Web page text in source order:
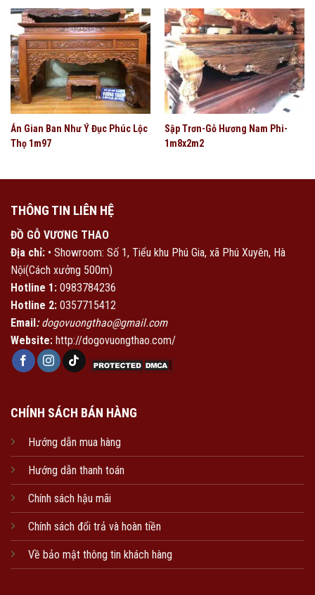
Án Gian Ban Như Ý Đục Phúc Lộc
Thọ 1m97
Sập Trơn-Gỗ Hương Nam Phi-
1m8x2m2
THÔNG TIN LIÊN HỆ
ĐỒ GỖ VƯƠNG THAO
Địa chỉ: • Showroom: Số 1, Tiểu khu Phú Gia, xã Phú Xuyên, Hà
Nội(Cách xưởng 500m)
Hotline 1: 0983784236
Hotline 2: 0357715412
Email:dogovuongthao@gmail.com
Website: http://dogovuongthao.com/
CHÍNH SÁCH BÁN HÀNG
Hướng dẫn mua hàng
Hướng dẫn thanh toán
Chính sách hậu mãi
Chính sách đổi trả và hoàn tiền
Về bảo mật thông tin khách hàng